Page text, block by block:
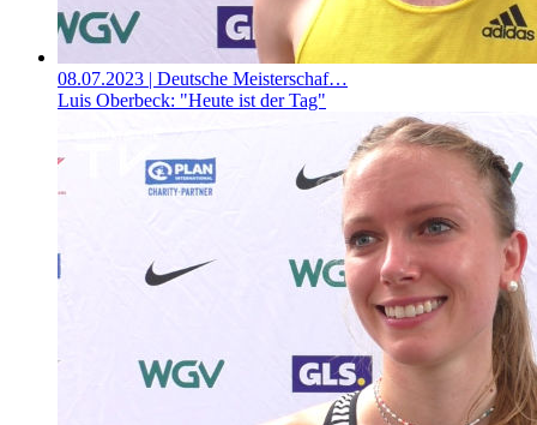
08.07.2023 | Deutsche Meisterschaf…
Luis Oberbeck: "Heute ist der Tag"